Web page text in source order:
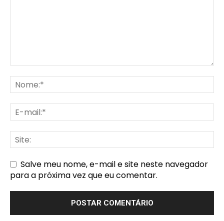
Salve meu nome, e-mail e site neste navegador
para a próxima vez que eu comentar.